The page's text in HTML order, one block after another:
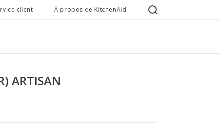
client À propos de KitchenAid
ARTISAN